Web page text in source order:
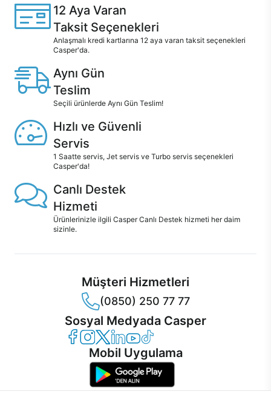
12 Aya Varan
Taksit Seçenekleri
Anlaşmalı kredi kartlarına 12 aya varan taksit seçenekleri
Casper'da.
Aynı Gün
Teslim
Seçili ürünlerde Aynı Gün Teslim!
Hızlı ve Güvenli
Servis
1 Saatte servis, Jet servis ve Turbo servis seçenekleri
Casper'da!
Canlı Destek
Hizmeti
Ürünlerinizle ilgili Casper Canlı Destek hizmeti her daim
sizinle.
Müşteri Hizmetleri
(0850) 250 77 77
Sosyal Medyada Casper
Casper Facebook
Casper Instagram
Casper Twitter
Casper LinkedIn
Casper YouTube
Casper TikTok
Mobil Uygulama